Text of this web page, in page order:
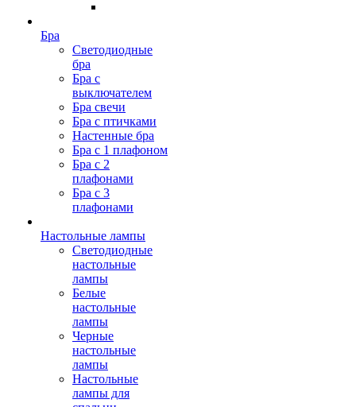
Бра
Светодиодные
бра
Бра с
выключателем
Бра свечи
Бра с птичками
Настенные бра
Бра с 1 плафоном
Бра с 2
плафонами
Бра с 3
плафонами
Настольные лампы
Светодиодные
настольные
лампы
Белые
настольные
лампы
Черные
настольные
лампы
Настольные
лампы для